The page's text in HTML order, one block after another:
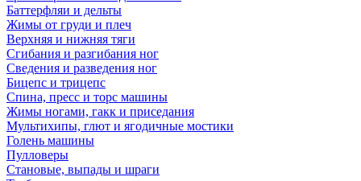
Баттерфляи и дельты
Жимы от груди и плеч
Верхняя и нижняя тяги
Сгибания и разгибания ног
Сведения и разведения ног
Бицепс и трицепс
Спина, пресс и торс машины
Жимы ногами, гакк и приседания
Мультихипы, глют и ягодичные мостики
Голень машины
Пулловеры
Становые, выпады и шраги